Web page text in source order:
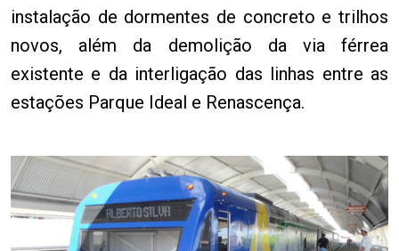
instalação de dormentes de concreto e trilhos
novos, além da demolição da via férrea
existente e da interligação das linhas entre as
estações Parque Ideal e Renascença.